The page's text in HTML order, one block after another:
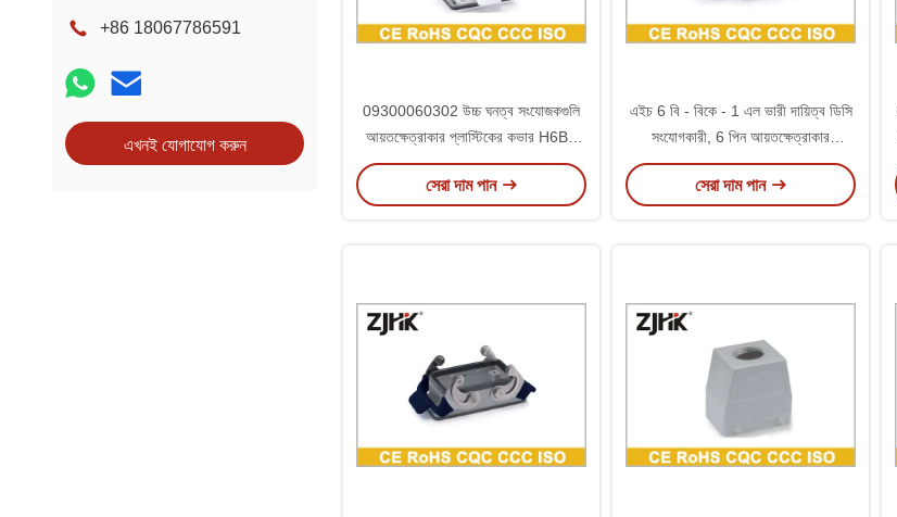
+86 18067786591
এখনই যোগাযোগ করুন
09300060302 উচ্চ ঘনত্ব সংযোজকগুলি
আয়তক্ষেত্রাকার প্লাস্টিকের কভার H6B -
বিকে - 1 এল - সিভি
সেরা দাম পান
এইচ 6 বি - বিকে - 1 এল ভারী দায়িত্ব ডিসি
সংযোগকারী, 6 পিন আয়তক্ষেত্রাকার
সংযোগকারী 09300060301
সেরা দাম পান